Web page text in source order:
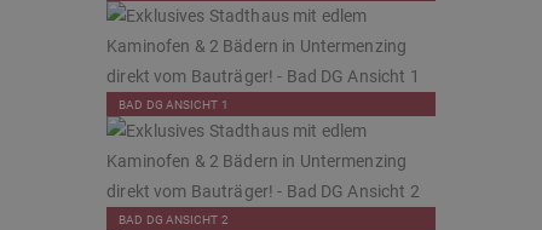
BAD DG ANSICHT 1
BAD DG ANSICHT 2